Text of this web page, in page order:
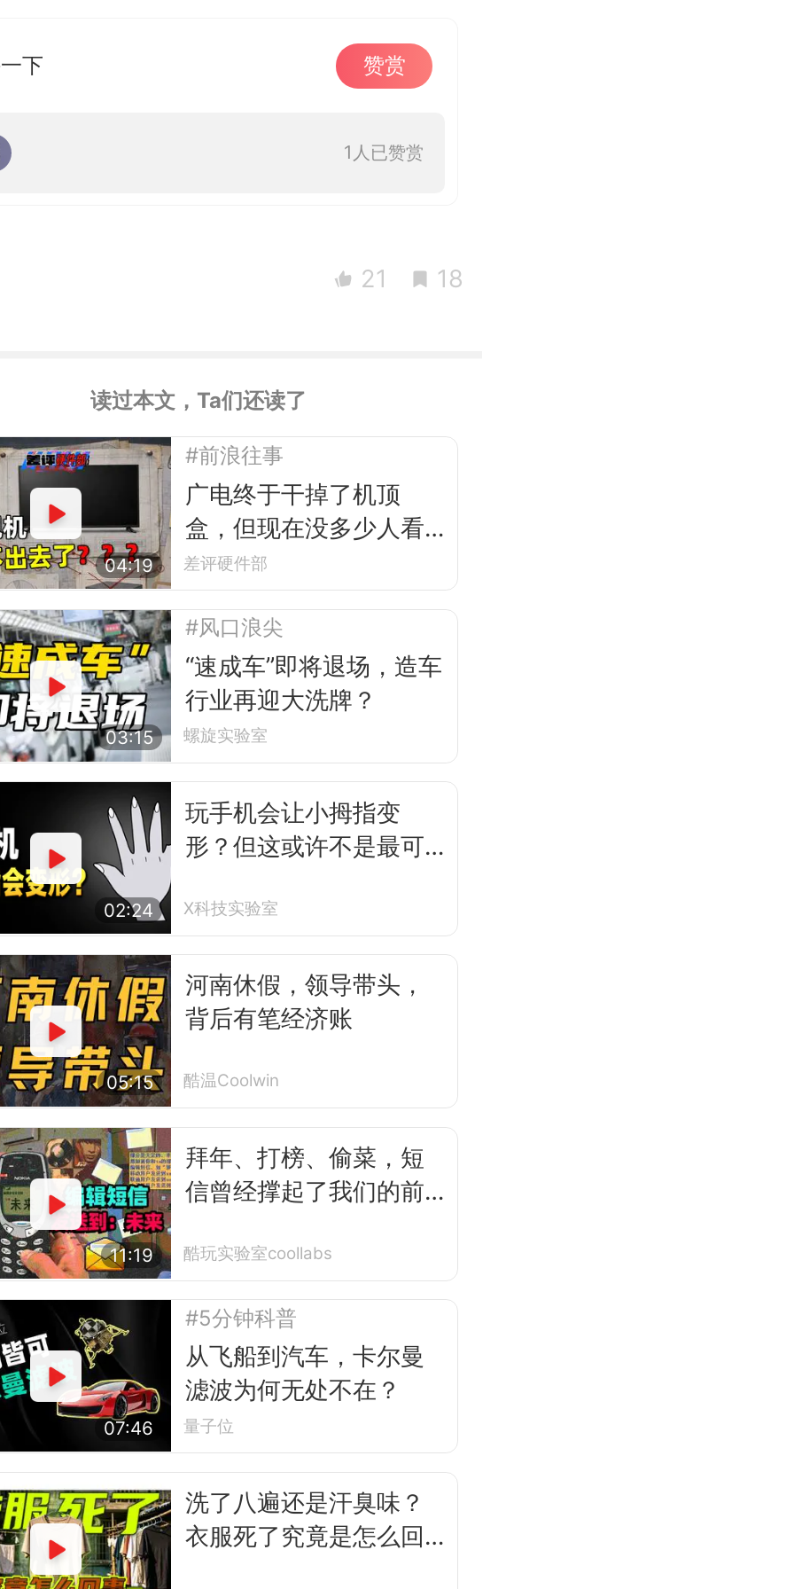
下 赞赏
1人已赞赏
21 18
读过本文，Ta们还读了
04:19
#前浪往事
广电终于干掉了机顶
盒，但现在没多少人看
电视了
差评硬件部
03:15
#风口浪尖
“速成车”即将退场，造车
行业再迎大洗牌？
螺旋实验室
02:24
玩手机会让小拇指变
形？但这或许不是最可
X科技实验室
05:15
河南休假，领导带头，
背后有笔经济账
酷温Coolwin
11:19
拜年、打榜、偷菜，短
信曾经撑起了我们的前
酷玩实验室coollabs
07:46
#5分钟科普
从飞船到汽车，卡尔曼
滤波为何无处不在？
量子位
洗了八遍还是汗臭味？
衣服死了究竟是怎么回